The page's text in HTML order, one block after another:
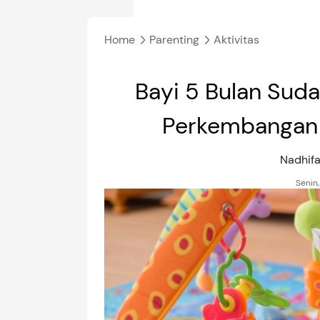
Home Parenting Aktivitas
Bayi 5 Bulan